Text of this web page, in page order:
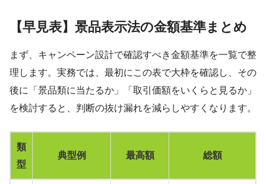
【早見表】景品表示法の金額基準まとめ
まず、キャンペーン設計で確認すべき金額基準を一覧で整
理します。実務では、最初にこの表で大枠を確認し、その
後に「景品類に当たるか」「取引価額をいくらと見るか」
を検討すると、判断の抜け漏れを減らしやすくなります。
類
型
典型例 最高額 総額